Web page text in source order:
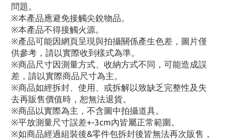
問題。
※本產品應避免接觸尖銳物品。
※本產品不得接觸火源。
※產品可能因網頁呈現與拍攝關係產生色差，圖片僅
供參考，請以實際收到樣式為準。
※商品尺寸因測量方式、收納方式不同，可能造成誤
差，請以實際商品尺寸為主。
※商品如經拆封、使用、或拆解以致缺乏完整性及失
去再販售價值時，恕無法退貨。
※商品以實際為主，不含圖中拍攝道具。
※平放測量尺寸誤差+-3cm內皆屬正常範圍。
※如商品經過組裝後&零件包拆封後皆無法再次販售，